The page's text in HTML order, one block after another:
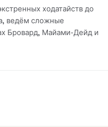
ходатайств до
ведём сложные
Бровард, Майами-Дейд и